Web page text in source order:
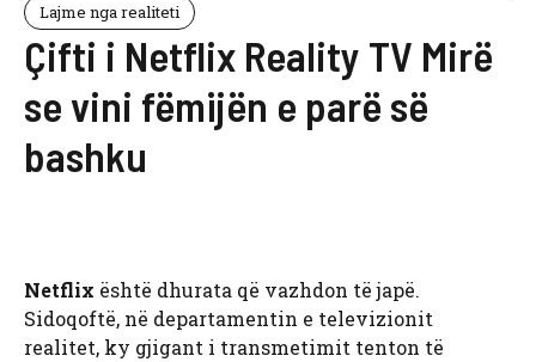
Lajme nga realiteti
Çifti i Netflix Reality TV Mirë
se vini fëmijën e parë së
bashku
Netflix është dhurata që vazhdon të japë.
Sidoqoftë, në departamentin e televizionit
realitet, ky gjigant i transmetimit tenton të